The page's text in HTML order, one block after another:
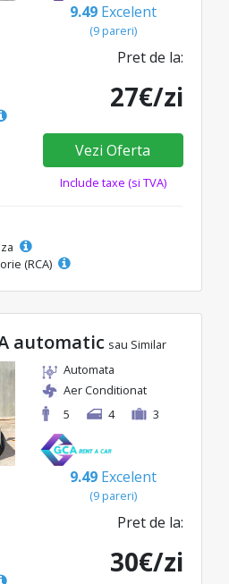
9.49 Excelent
(9 pareri)
Pret de la:
27€/zi
Vezi Oferta
Include taxe (si TVA)
(RCA)
automatic sau Similar
Automata
Aer Conditionat
5
4 3
9.49 Excelent
(9 pareri)
Pret de la:
30€/zi